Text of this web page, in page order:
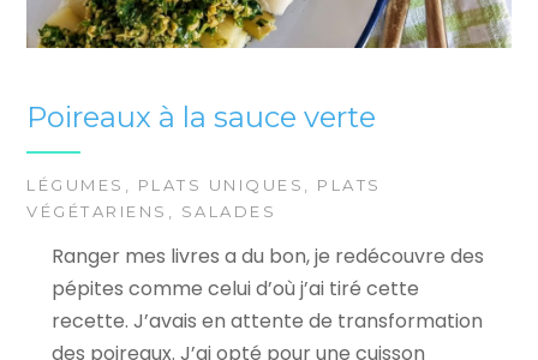
Poireaux à la sauce verte
LÉGUMES , PLATS UNIQUES , PLATS
VÉGÉTARIENS , SALADES
Ranger mes livres a du bon, je redécouvre des
pépites comme celui d’où j’ai tiré cette
recette. J’avais en attente de transformation
des poireaux. J’ai opté pour une cuisson